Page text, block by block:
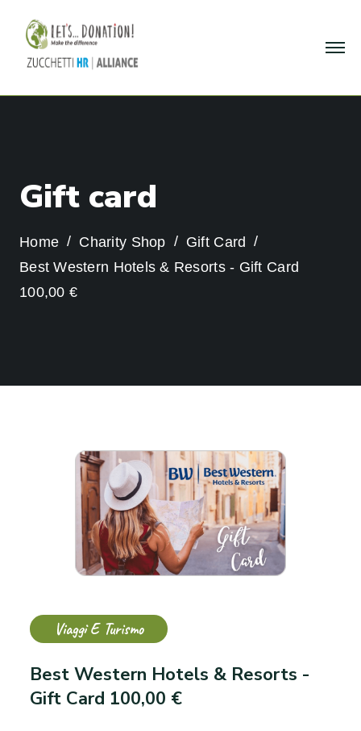
Gift card
Home Charity Shop
Gift Card
Best Western Hotels & Resorts - Gift Card
100,00 €
Viaggi E Turismo
Best Western Hotels & Resorts -
Gift Card 100,00 €